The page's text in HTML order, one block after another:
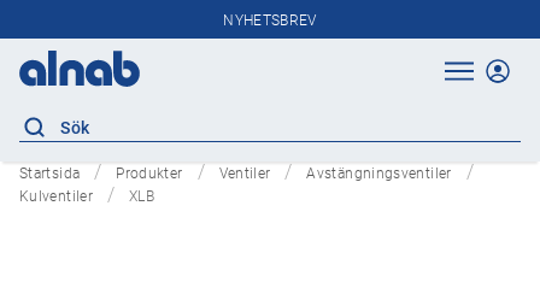
NYHETSBREV
Startsida Produkter Ventiler
Avstängningsventiler
Kulventiler
XLB